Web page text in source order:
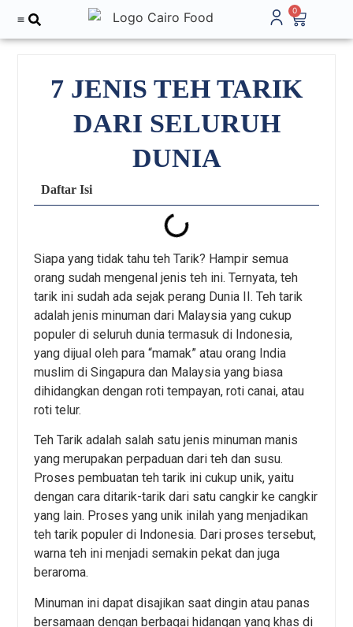
0
7 JENIS TEH TARIK
DARI SELURUH
DUNIA
Daftar Isi
Siapa yang tidak tahu teh Tarik? Hampir semua
orang sudah mengenal jenis teh ini. Ternyata, teh
tarik ini sudah ada sejak perang Dunia II. Teh tarik
adalah jenis minuman dari Malaysia yang cukup
populer di seluruh dunia termasuk di Indonesia,
yang dijual oleh para “mamak” atau orang India
muslim di Singapura dan Malaysia yang biasa
dihidangkan dengan roti tempayan, roti canai, atau
roti telur.
Teh Tarik adalah salah satu jenis minuman manis
yang merupakan perpaduan dari teh dan susu.
Proses pembuatan teh tarik ini cukup unik, yaitu
dengan cara ditarik-tarik dari satu cangkir ke cangkir
yang lain. Proses yang unik inilah yang menjadikan
teh tarik populer di Indonesia. Dari proses tersebut,
warna teh ini menjadi semakin pekat dan juga
beraroma.
Minuman ini dapat disajikan saat dingin atau panas
bersamaan dengan berbagai hidangan yang khas di